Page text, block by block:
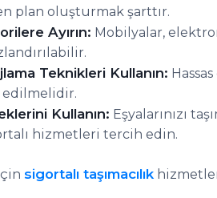
plan oluşturmak şarttır.
Ayırın: Mobilyalar,
Teknikleri Kullanın:
edilmelidir.
Kullanın: Eşyalarınızı
hizmetleri tercih edin.
sigortalı taşımacılık